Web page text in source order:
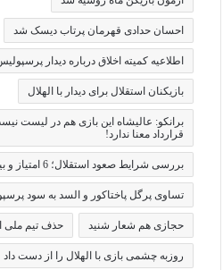
احسان حدادی قهرمان پرتاب دیسک شد
اطلاعیه کمیته اخلاق درباره دیدار
بازیکنان استقلال برای دیدار با الهلال
برانکو: عالیشاه این بازی هم در لیست
قرارداد معنا ندارد!
بررسی شرایط صعود استقلال؛ 6 امتیاز و بیشتر از 3 گل!
تساوی پرگل پاختاکور و السد به سود
حجازی هم شعار شنید حذف تیم ملی
روزبه چشمی بازی با الهلال را از دست داد